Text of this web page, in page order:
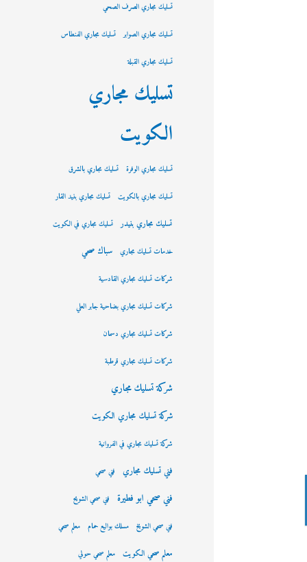
تسليك مجاري الصرف الصحي
تسليك مجاري الصوابر تسليك مجاري الفنطاس
تسليك مجاري القبلة
تسليك مجاري
الكويت
تسليك مجاري الوفرة تسليك مجاري بالشرق
تسليك مجاري بالكويت تسليك مجاري بنيد القار
تسليك مجاري بنيدر تسليك مجاري في الكويت
خدمات تسليك مجاري سباك صحي
شركات تسليك مجاري القادسية
شركات تسليك مجاري بضاحية جابر العلي
شركات تسليك مجاري دسمان
شركات تسليك مجاري قرطبة
شركة تسليك مجاري
شركة تسليك مجاري الكويت
شركة تسليك مجاري في الفروانية
فني تسليك مجاري فني صحي
فني صحي ابو فطيرة فني صحي الشويح
فني صحي الشويخ مسلك بواليع حمام معلم صحي
معلم صحي الكويت معلم صحي حولي